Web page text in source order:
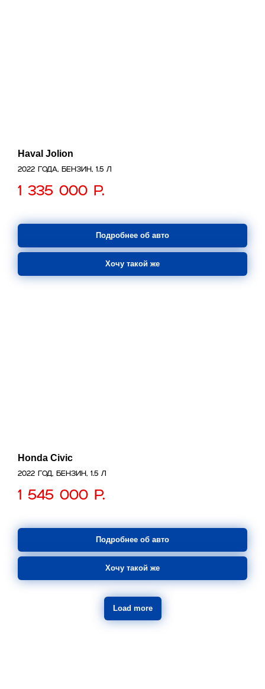
Haval Jolion
2022 года, бензин, 1.5 л
1 335 000 р.
Подробнее об авто
Хочу такой же
Honda Civic
2022 год, бензин, 1.5 л
1 545 000 р.
Подробнее об авто
Хочу такой же
Load more